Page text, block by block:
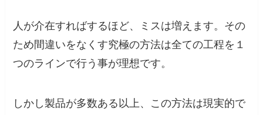
人が介在すればするほど、ミスは増えます。その
ため間違いをなくす究極の方法は全ての工程を１
つのラインで行う事が理想です。
しかし製品が多数ある以上、この方法は現実的で